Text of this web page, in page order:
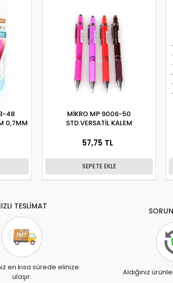
48
0,7MM
MİKRO MP 9006-50
STD.VERSATİL KALEM
57,75 TL
SEPETE EKLE
TESLİMAT
en kısa sürede elinize
ulaşır.
Aldığınız